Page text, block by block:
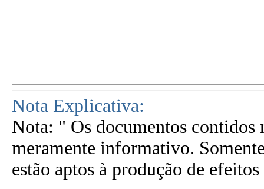
Nota Explicativa:
Nota: " Os documentos contidos
meramente informativo.
estão aptos à produção de